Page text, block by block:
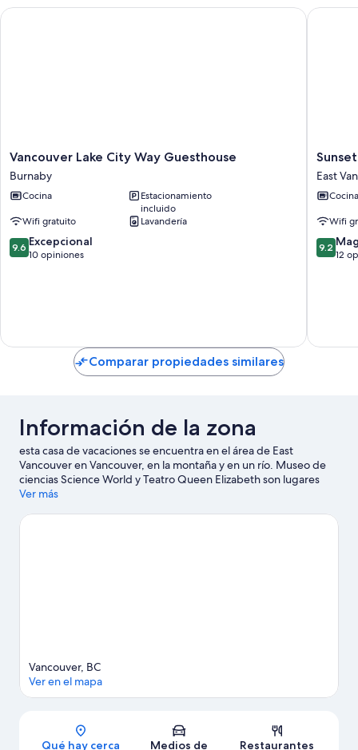
Vancouver
Lake
City
Way
Burnaby
Vancouver Lake City Way Guesthouse
Burnaby
Cocina
Estacionamiento
incluido
Wifi gratuito
Lavandería
9.6
de
9.6 Excepcional
10 opiniones
Vancouver Lake City Way Guesthouse
Sunset
Mews
3
East
East
Cocina
Wifi
9.2
de
9.2
12
Sunset
Comparar propiedades similares
Información de la zona
esta casa de vacaciones se encuentra en el área de East
Vancouver en Vancouver, en la montaña y en un río. Museo de
ciencias Science World y Teatro Queen Elizabeth son lugares
culturales destacados, y los turistas que quieran ir de compras
Richmond. ¿Quieres asistir a un evento o partido? Consulta el
Ver más
Sección del mapa
Vancouver, BC
Ver en el mapa
Qué hay cerca Medios de Restaurantes